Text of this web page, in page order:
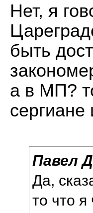
Нет, я
быть
а в МП?
Павел
Да,
то что